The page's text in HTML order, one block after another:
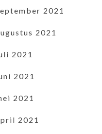
2021
2021
2021
2021
2021
2021